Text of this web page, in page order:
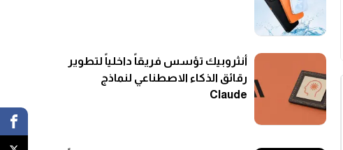
أنثروبيك تؤسس فريقاً داخلياً لتطوير
رقائق الذكاء الاصطناعي لنماذج
Claude